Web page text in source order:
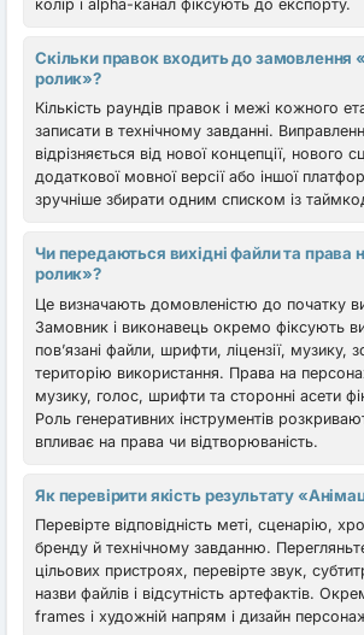
колір і alpha-канал фіксують до експорту.
Скільки правок входить до замовлення
ролик»?
Кількість раундів правок і межі кожного
записати в технічному завданні.
відрізняється від нової концепції, нового
додаткової мовної версії або іншої
зручніше збирати одним списком із
Чи передаються вихідні файли та права
ролик»?
Це визначають домовленістю до початку
Замовник і виконавець окремо фіксують
пов’язані файли, шрифти, ліцензії, музику,
територію використання. Права на
музику, голос, шрифти та сторонні асети
Роль генеративних інструментів
впливає на права чи відтворюваність.
Як перевірити якість результату
Перевірте відповідність меті, сценарію,
бренду й технічному завданню. Перегляньте
цільових пристроях, перевірте звук,
назви файлів і відсутність артефактів.
frames і художній напрям і дизайн